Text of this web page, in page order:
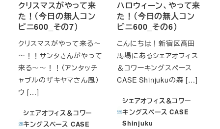
クリスマスがやって来
た！（今日の無人コン
ビニ600_その7）
クリスマスがやって来る～
～！！サンタさんがやって
来る～～！！（アンタッチ
ャブルのザキヤマさん風）
ウ […]
シェアオフィス＆コワー
キングスペース CASE
ハロウィーン、やって来
た！（今日の無人コン
ビニ600_その6）
こんにちは！新宿区高田
馬場にあるシェアオフィス
＆コワーキングスペース
CASE Shinjukuの森 […]
シェアオフィス＆コワー
キングスペース CASE
Shinjuku